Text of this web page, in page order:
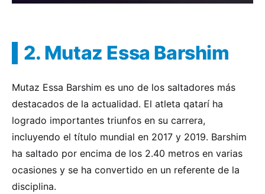
2. Mutaz Essa Barshim
Mutaz Essa Barshim es uno de los saltadores más
destacados de la actualidad. El atleta qatarí ha
logrado importantes triunfos en su carrera,
incluyendo el título mundial en 2017 y 2019. Barshim
ha saltado por encima de los 2.40 metros en varias
ocasiones y se ha convertido en un referente de la
disciplina.